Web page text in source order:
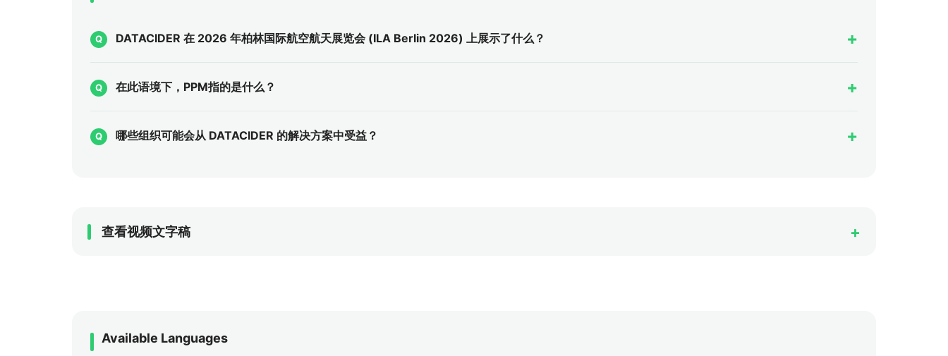
DATACIDER 在 2026 年柏林国际航空航天展览会 (ILA Berlin 2026) 上展示了什么？
在此语境下，PPM指的是什么？
哪些组织可能会从 DATACIDER 的解决方案中受益？
查看视频文字稿
Available Languages